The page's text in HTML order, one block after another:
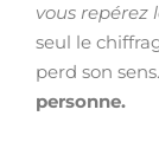
vous repérez
seul le
perd son sens.
personne.